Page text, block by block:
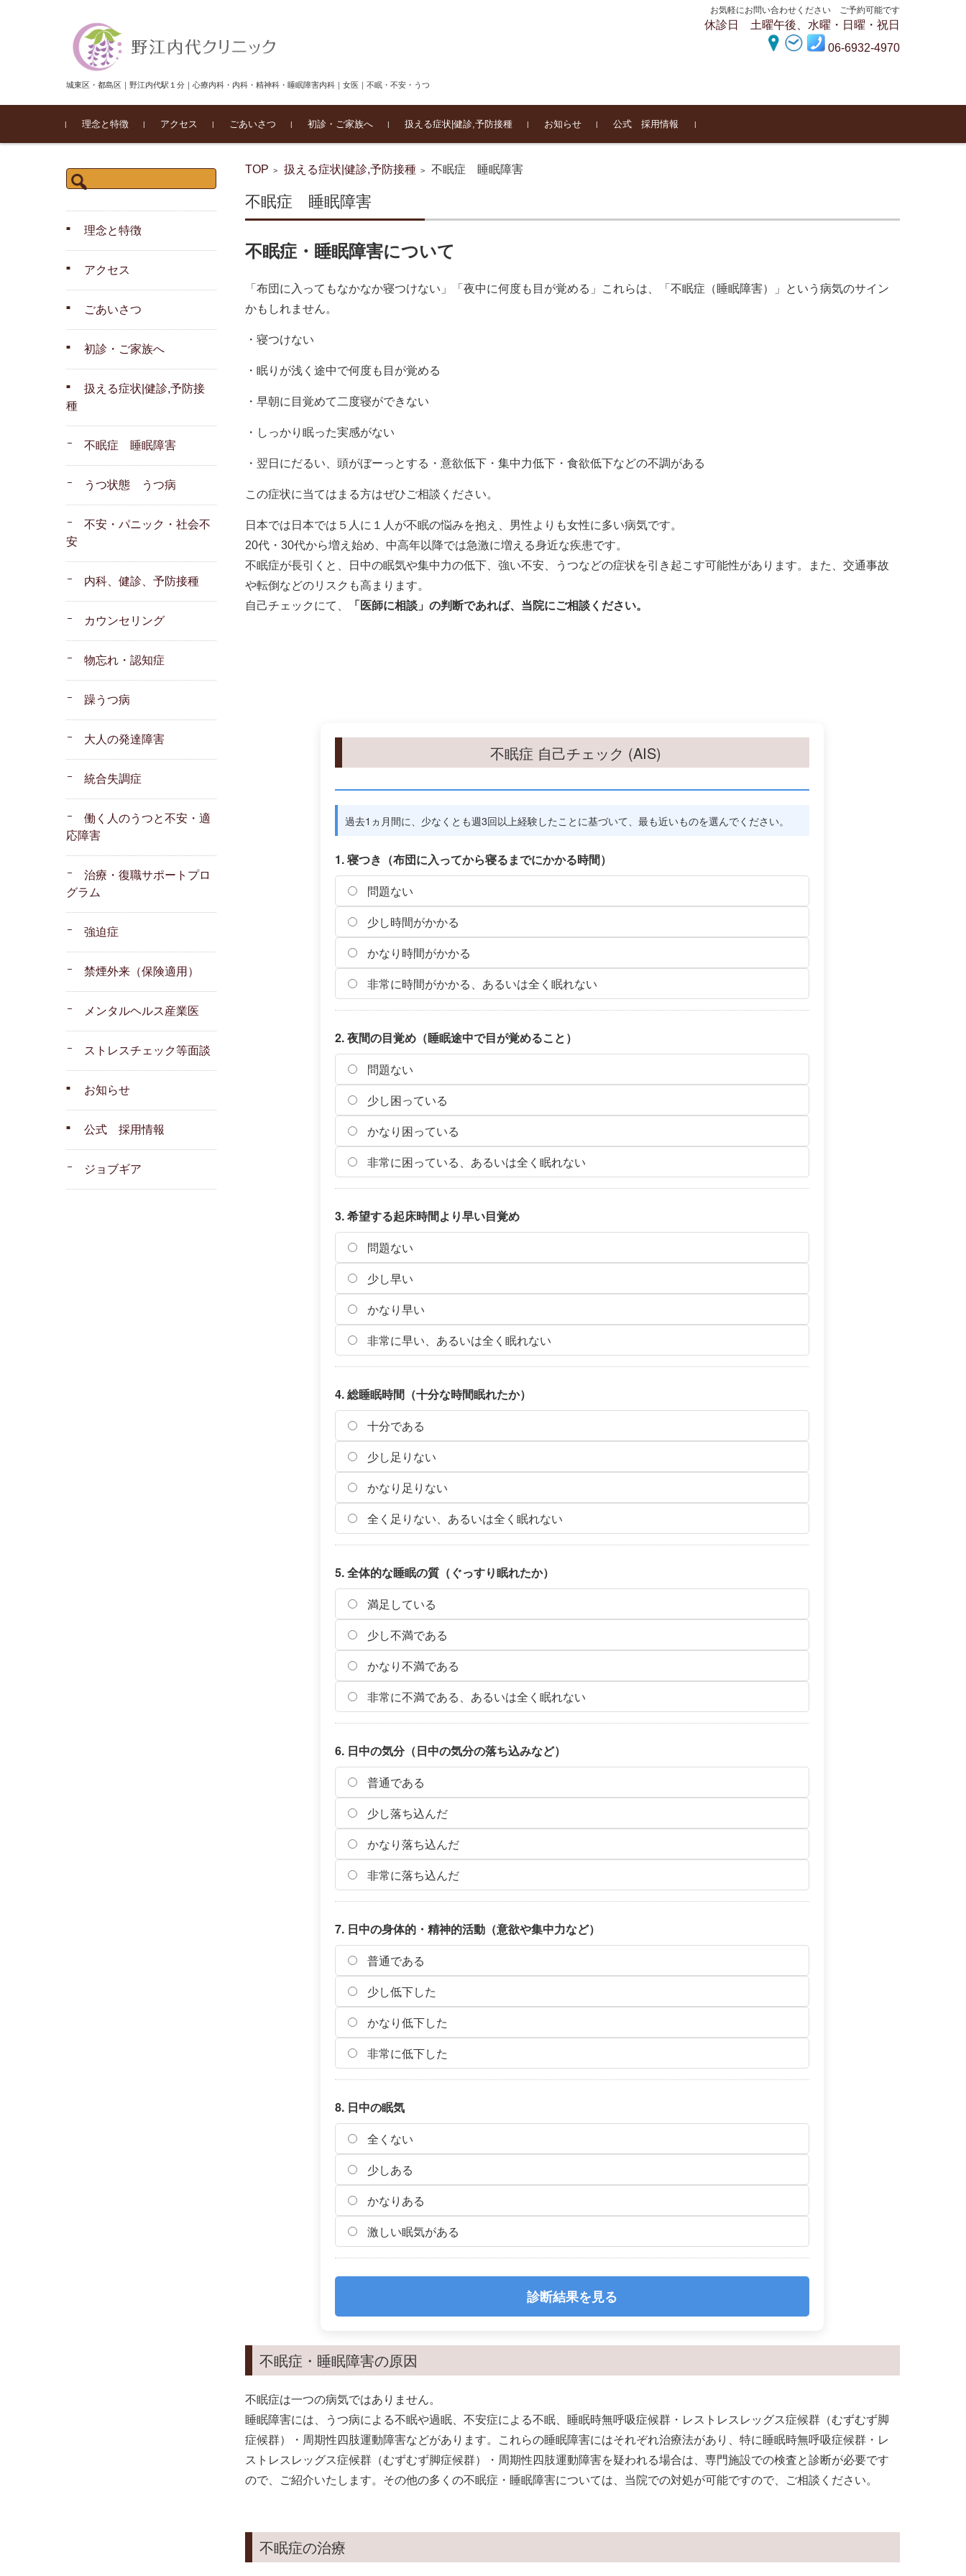
城東区・都島区｜野江内代駅１分｜心療内科・内科・精神科・睡眠障害内科｜女医｜不眠・不安・うつ
お気軽にお問い合わせください ご予約可能です
休診日 土曜午後、水曜・日曜・祝日
06-6932-4970
コンテンツに移動
理念と特徴 アクセス ごあいさつ 初診・ご家族へ 扱える症状|健診,予防接種
障害
お知らせ 公式 採用情報
TOP > 扱える症状|健診,予防接種> 不眠症 睡眠障害
不眠症 睡眠障害
不眠症・睡眠障害について
「布団に入ってもなかなか寝つけない」「夜中に何度も目が覚める」これらは、「不眠症（睡眠障害）」という病気のサイン
かもしれません。
・寝つけない
・眠りが浅く途中で何度も目が覚める
・早朝に目覚めて二度寝ができない
・しっかり眠った実感がない
・翌日にだるい、頭がぼーっとする・意欲低下・集中力低下・食欲低下などの不調がある
この症状に当てはまる方はぜひご相談ください。
日本では日本では５人に１人が不眠の悩みを抱え、男性よりも女性に多い病気です。
20代・30代から増え始め、中高年以降では急激に増える身近な疾患です。
不眠症が長引くと、日中の眠気や集中力の低下、強い不安、うつなどの症状を引き起こす可能性があります。また、交通事故
や転倒などのリスクも高まります。
自己チェックにて、
「医師に相談」の判断であれば、当院にご相談ください。
不眠症 自己チェック (AIS)
過去1ヵ月間に、少なくとも週3回以上経験したことに基づいて、最も近いものを選んでください。
1. 寝つき（布団に入ってから寝るまでにかかる時間）
問題ない
少し時間がかかる
かなり時間がかかる
非常に時間がかかる、あるいは全く眠れない
2. 夜間の目覚め（睡眠途中で目が覚めること）
問題ない
少し困っている
かなり困っている
非常に困っている、あるいは全く眠れない
3. 希望する起床時間より早い目覚め
問題ない
少し早い
かなり早い
非常に早い、あるいは全く眠れない
4. 総睡眠時間（十分な時間眠れたか）
十分である
少し足りない
かなり足りない
全く足りない、あるいは全く眠れない
5. 全体的な睡眠の質（ぐっすり眠れたか）
満足している
少し不満である
かなり不満である
非常に不満である、あるいは全く眠れない
6. 日中の気分（日中の気分の落ち込みなど）
普通である
少し落ち込んだ
かなり落ち込んだ
非常に落ち込んだ
7. 日中の身体的・精神的活動（意欲や集中力など）
普通である
少し低下した
かなり低下した
非常に低下した
8. 日中の眠気
全くない
少しある
かなりある
激しい眠気がある
診断結果を見る
不眠症・睡眠障害の原因
不眠症は一つの病気ではありません。
睡眠障害には、うつ病による不眠や過眠、不安症による不眠、睡眠時無呼吸症候群・レストレスレッグス症候群（むずむず脚
症候群）・周期性四肢運動障害などがあります。これらの睡眠障害にはそれぞれ治療法があり、特に睡眠時無呼吸症候群・レ
ストレスレッグス症候群（むずむず脚症候群）・周期性四肢運動障害を疑われる場合は、専門施設での検査と診断が必要です
ので、ご紹介いたします。その他の多くの不眠症・睡眠障害については、当院での対処が可能ですので、ご相談ください。
不眠症の治療
検
索:
理念と特徴
アクセス
ごあいさつ
初診・ご家族へ
扱える症状|健診,予防接
種
不眠症 睡眠障害
うつ状態 うつ病
不安・パニック・社会不
安
内科、健診、予防接種
カウンセリング
物忘れ・認知症
躁うつ病
大人の発達障害
統合失調症
働く人のうつと不安・適
応障害
治療・復職サポートプロ
グラム
強迫症
禁煙外来（保険適用）
メンタルヘルス産業医
ストレスチェック等面談
お知らせ
公式 採用情報
ジョブギア